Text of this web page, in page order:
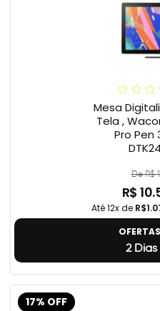
Mesa
Tela ,
Pro Pen
De R$
R$
Até 12x de
2 Dias
17% OFF